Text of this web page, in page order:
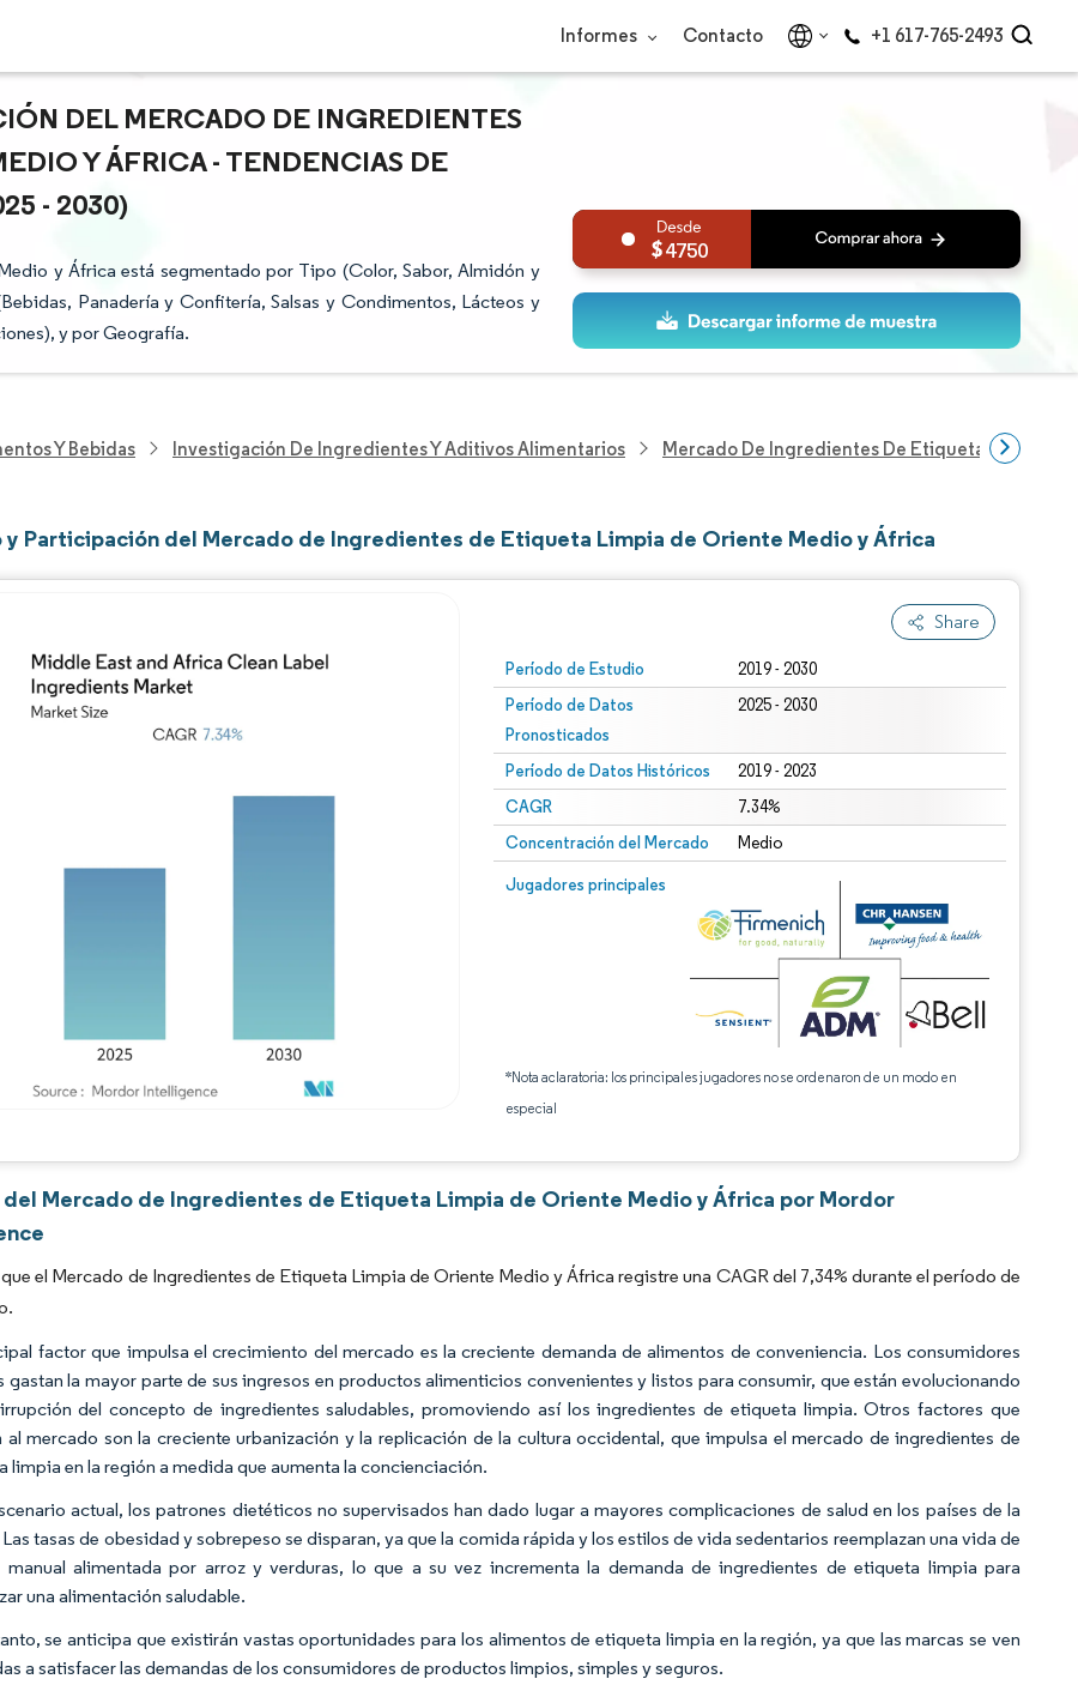
Informes Contacto +1 617-765-2493
DEL MERCADO DE INGREDIENTES
Y ÁFRICA - TENDENCIAS DE
- 2030)
y África está segmentado por Tipo (Color, Sabor, Almidón y
Panadería y Confitería, Salsas y Condimentos, Lácteos y
y por Geografía.
4750
Y Bebidas Investigación De Ingredientes Y Aditivos Alimentarios Mercado De Ingredientes De Etiqueta Limpia
y Participación del Mercado de Ingredientes de Etiqueta Limpia de Oriente Medio y África
Share
Período de Estudio 2019 - 2030
Período de Datos
Pronosticados
2025 - 2030
Período de Datos Históricos 2019 - 2023
CAGR 7.34%
Concentración del Mercado Medio
Jugadores principales
*Nota aclaratoria: los principales jugadores no se ordenaron de un modo en
especial
del Mercado de Ingredientes de Etiqueta Limpia de Oriente Medio y África por Mordor
que el Mercado de Ingredientes de Etiqueta Limpia de Oriente Medio y África registre una CAGR del 7,34% durante el período de
factor que impulsa el crecimiento del mercado es la creciente demanda de alimentos de conveniencia. Los consumidores
gastan la mayor parte de sus ingresos en productos alimenticios convenientes y listos para consumir, que están evolucionando
del concepto de ingredientes saludables, promoviendo así los ingredientes de etiqueta limpia. Otros factores que
al mercado son la creciente urbanización y la replicación de la cultura occidental, que impulsa el mercado de ingredientes de
limpia en la región a medida que aumenta la concienciación.
actual, los patrones dietéticos no supervisados han dado lugar a mayores complicaciones de salud en los países de la
tasas de obesidad y sobrepeso se disparan, ya que la comida rápida y los estilos de vida sedentarios reemplazan una vida de
manual alimentada por arroz y verduras, lo que a su vez incrementa la demanda de ingredientes de etiqueta limpia para
una alimentación saludable.
se anticipa que existirán vastas oportunidades para los alimentos de etiqueta limpia en la región, ya que las marcas se ven
a satisfacer las demandas de los consumidores de productos limpios, simples y seguros.